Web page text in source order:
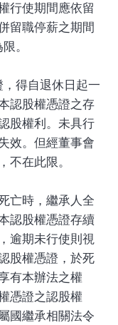
行使期間應依留
留職停薪之期間
。
得自退休日起一
認股權憑證之存
股權利。未具行
效。但經董事會
不在此限。
亡時，繼承人全
認股權憑證存續
逾期未行使則視
股權憑證，於死
有本辦法之權
憑證之認股權
國繼承相關法令